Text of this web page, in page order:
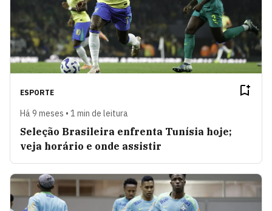
ESPORTE
Há 9 meses • 1 min de leitura
Seleção Brasileira enfrenta Tunísia hoje;
veja horário e onde assistir